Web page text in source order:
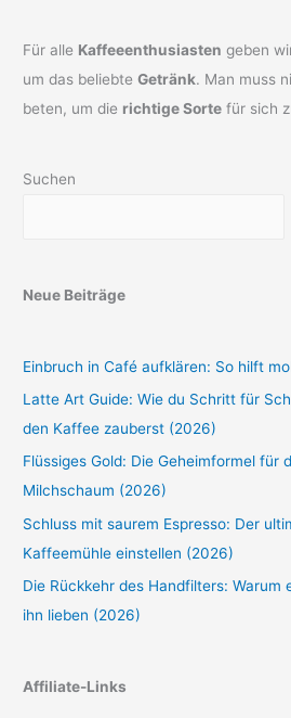
Für alle Kaffeeenthusiasten geben
um das beliebteGetränk. Man muss
beten, um die richtige Sorte für sich
Suchen
Neue Beiträge
Einbruch in Café aufklären: So hilft
Latte Art Guide: Wie du Schritt für
den Kaffee zauberst (2026)
Flüssiges Gold: Die Geheimformel für
Milchschaum (2026)
Schluss mit saurem Espresso: Der
Kaffeemühle einstellen (2026)
Die Rückkehr des Handfilters: Warum
ihn lieben (2026)
Affiliate-Links